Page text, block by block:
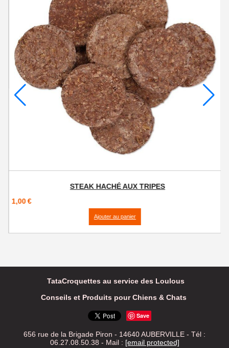
STEAK HACHÉ AUX TRIPES
1,00
Ajouter au panier
TataCroquettes au service des Loulous
Conseils et Produits pour Chiens & Chats
Save
656 rue de la Brigade Piron - 14640 AUBERVILLE - Tél :
06.27.08.50.38 - Mail : [email protected]